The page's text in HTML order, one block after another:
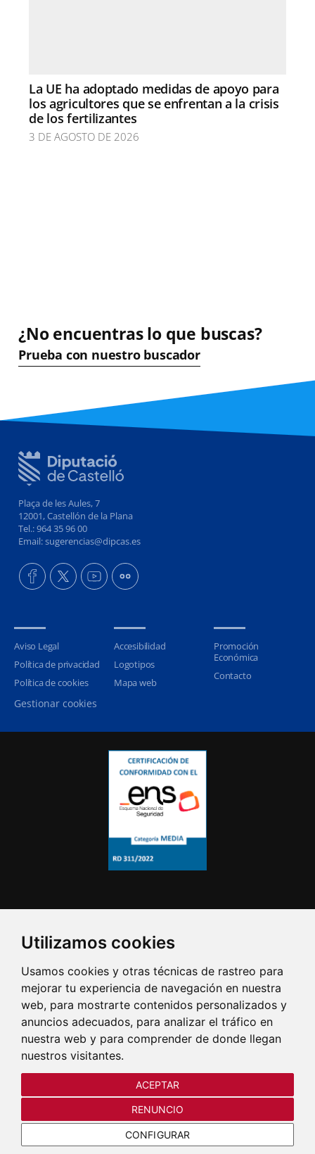
Utilizamos cookies
Usamos cookies y otras técnicas de rastreo para
mejorar tu experiencia de navegación en nuestra
web, para mostrarte contenidos personalizados y
anuncios adecuados, para analizar el tráfico en
nuestra web y para comprender de donde llegan
nuestros visitantes.
ACEPTAR
RENUNCIO
CONFIGURAR
La UE ha adoptado medidas de apoyo para
los agricultores que se enfrentan a la crisis
de los fertilizantes
3 DE AGOSTO DE 2026
¿No encuentras lo que buscas?
Prueba con nuestro buscador
Plaça de les Aules, 7
12001, Castellón de la Plana
Tel.: 964 35 96 00
Email: sugerencias@dipcas.es
Aviso Legal
Política de privacidad
Política de cookies
Gestionar cookies
Accesibilidad
Logotipos
Mapa web
Promoción
Económica
Contacto